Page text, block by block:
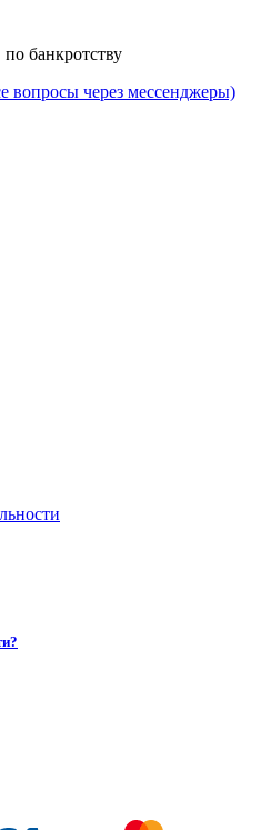
банкротству
вопросы через мессенджеры)